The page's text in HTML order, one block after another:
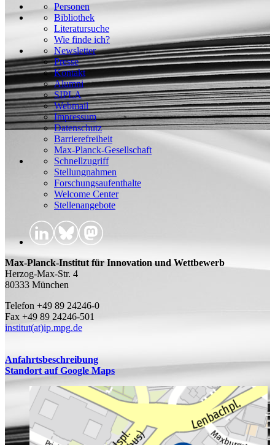
Personen
Bibliothek
Literatursuche
Wie finde ich?
Newsletter
Presse
Kontakt
Alumni
SIPLA
Webmail
Impressum
Datenschutz
Barrierefreiheit
Max-Planck-Gesellschaft
Schnellzugriff
Stellungnahmen
Forschungsaufenthalte
Welcome Center
Stellenangebote
Max-Planck-Institut für Innovation und Wettbewerb
Herzog-Max-Str. 4
80333 München
Telefon +49 89 24246-0
Fax +49 89 24246-501
institut(at)ip.mpg.de
Anfahrtsbeschreibung
Standort auf Google Maps